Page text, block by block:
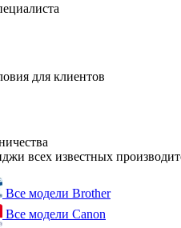
для клиентов
всех известных
Все модели Brother
Все модели Canon